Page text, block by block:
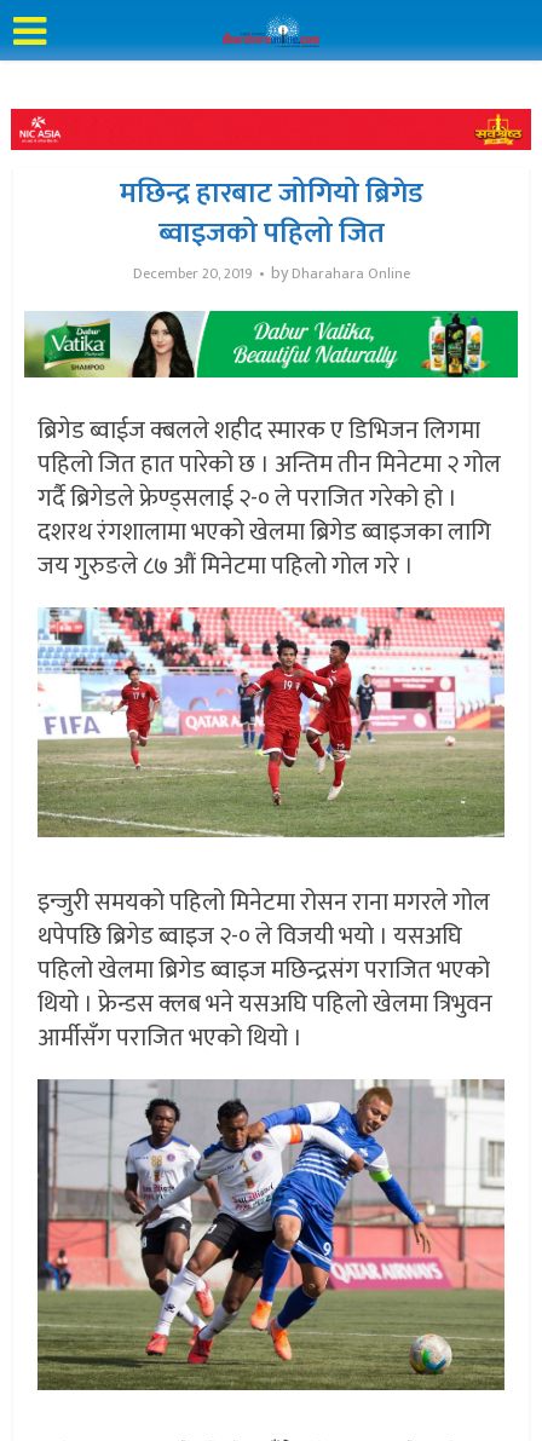
मछिन्द्र हारबाट जोगियो ब्रिगेड
ब्वाइजको पहिलो जित
December 20, 2019 by Dharahara Online
ब्रिगेड ब्वाईज क्बलले शहीद स्मारक ए डिभिजन लिगमा
पहिलो जित हात पारेको छ । अन्तिम तीन मिनेटमा २ गोल
गर्दै ब्रिगेडले फ्रेण्ड्सलाई २-० ले पराजित गरेको हो ।
दशरथ रंगशालामा भएको खेलमा ब्रिगेड ब्वाइजका लागि
जय गुरुङले ८७ औं मिनेटमा पहिलो गोल गरे ।
इन्जुरी समयको पहिलो मिनेटमा रोसन राना मगरले गोल
थपेपछि ब्रिगेड ब्वाइज २-० ले विजयी भयो । यसअघि
पहिलो खेलमा ब्रिगेड ब्वाइज मछिन्द्रसंग पराजित भएको
थियो । फ्रेन्डस क्‍लब भने यसअघि पहिलो खेलमा त्रिभुवन
आर्मीसँग पराजित भएको थियो ।